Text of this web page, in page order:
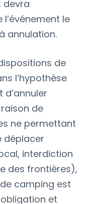
devra
le
annulation.
de
l’hypothèse
de
ne permettant
déplacer
interdiction
des frontières),
camping est
et